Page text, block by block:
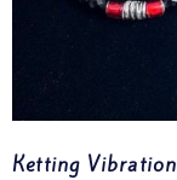
Ketting Vibration